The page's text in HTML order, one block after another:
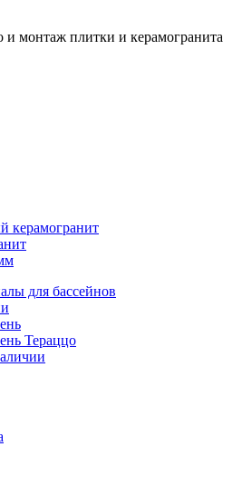
и монтаж плитки и керамогранита
керамогранит
для бассейнов
Тераццо